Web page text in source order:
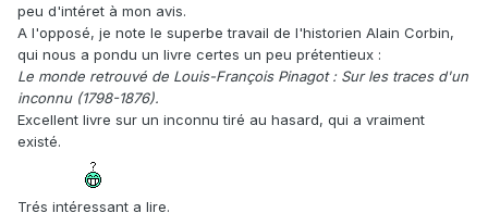
peu d'intéret à mon avis.
A l'opposé, je note le superbe travail de l'historien Alain Corbin,
qui nous a pondu un livre certes un peu prétentieux :
Le monde retrouvé de Louis-François Pinagot : Sur les traces d'un
inconnu (1798-1876).
Excellent livre sur un inconnu tiré au hasard, qui a vraiment
existé.
Trés intéressant a lire.